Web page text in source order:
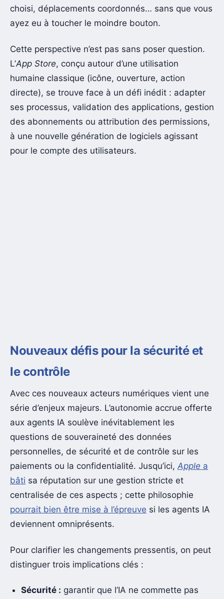
choisi, déplacements coordonnés… sans que vous
ayez eu à toucher le moindre bouton.
Cette perspective n’est pas sans poser question.
L’App Store, conçu autour d’une utilisation
humaine classique (icône, ouverture, action
directe), se trouve face à un défi inédit : adapter
ses processus, validation des applications, gestion
des abonnements ou attribution des permissions,
à une nouvelle génération de logiciels agissant
pour le compte des utilisateurs.
Nouveaux défis pour la sécurité et
le contrôle
Avec ces nouveaux acteurs numériques vient une
série d’enjeux majeurs. L’autonomie accrue offerte
aux agents IA soulève inévitablement les
questions de souveraineté des données
personnelles, de sécurité et de contrôle sur les
paiements ou la confidentialité. Jusqu’ici, Apple a
bâti sa réputation sur une gestion stricte et
centralisée de ces aspects ; cette philosophie
pourrait bien être mise à l’épreuve si les agents IA
deviennent omniprésents.
Pour clarifier les changements pressentis, on peut
distinguer trois implications clés :
Sécurité : garantir que l’IA ne commette pas